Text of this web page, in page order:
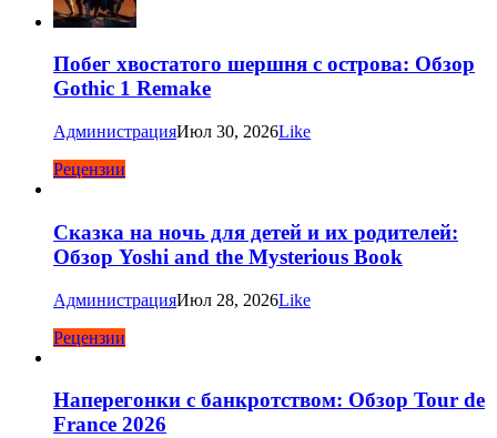
Побег хвостатого шершня с острова: Обзор
Gothic 1 Remake
АдминистрацияИюл 30, 2026Like
Рецензии
Сказка на ночь для детей и их родителей:
Обзор Yoshi and the Mysterious Book
АдминистрацияИюл 28, 2026Like
Рецензии
Наперегонки с банкротством: Обзор Tour de
France 2026